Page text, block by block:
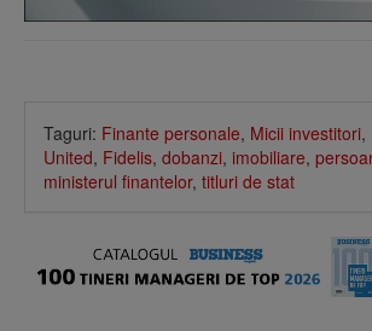
Taguri: Finante personale, Micii investitori,
United, Fidelis, dobanzi, imobiliare,
ministerul finantelor, titluri de stat